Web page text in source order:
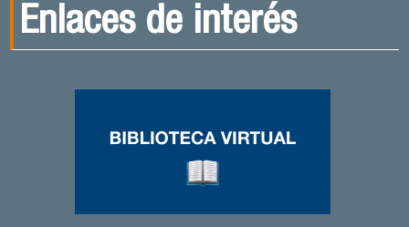
Enlaces de interés